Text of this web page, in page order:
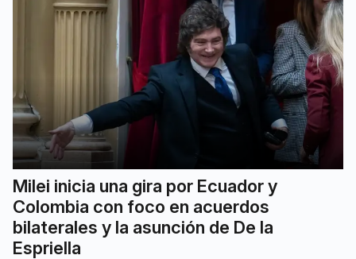
Milei inicia una gira por Ecuador y
Colombia con foco en acuerdos
bilaterales y la asunción de De la
Espriella